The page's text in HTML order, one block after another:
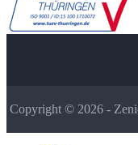
Copyright © 2026 -